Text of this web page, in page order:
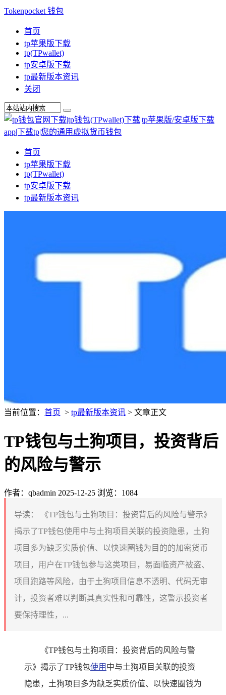
Tokenpocket 钱包
首页
tp苹果版下载
tp(TPwallet)
tp安卓版下载
tp最新版本资讯
关闭
首页
tp苹果版下载
tp(TPwallet)
tp安卓版下载
tp最新版本资讯
当前位置： 首页 > tp最新版本资讯 > 文章正文
TP钱包与土狗项目，投资背后
的风险与警示
作者：qbadmin 2025-12-25 浏览：1084
导读：
《TP钱包与土狗项目：投资背后的风险与警示》
揭示了TP钱包使用中与土狗项目关联的投资隐患，土狗
项目多为缺乏实质价值、以快速圈钱为目的的加密货币
项目，用户在TP钱包参与这类项目，易面临资产被盗、
项目跑路等风险，由于土狗项目信息不透明、代码无审
计，投资者难以判断其真实性和可靠性，这警示投资者
要保持理性，...
《TP钱包与土狗项目：投资背后的风险与警
示》揭示了TP钱包使用 中与土狗项目关联的投资
隐患，土狗项目多为缺乏实质价值、以快速圈钱为